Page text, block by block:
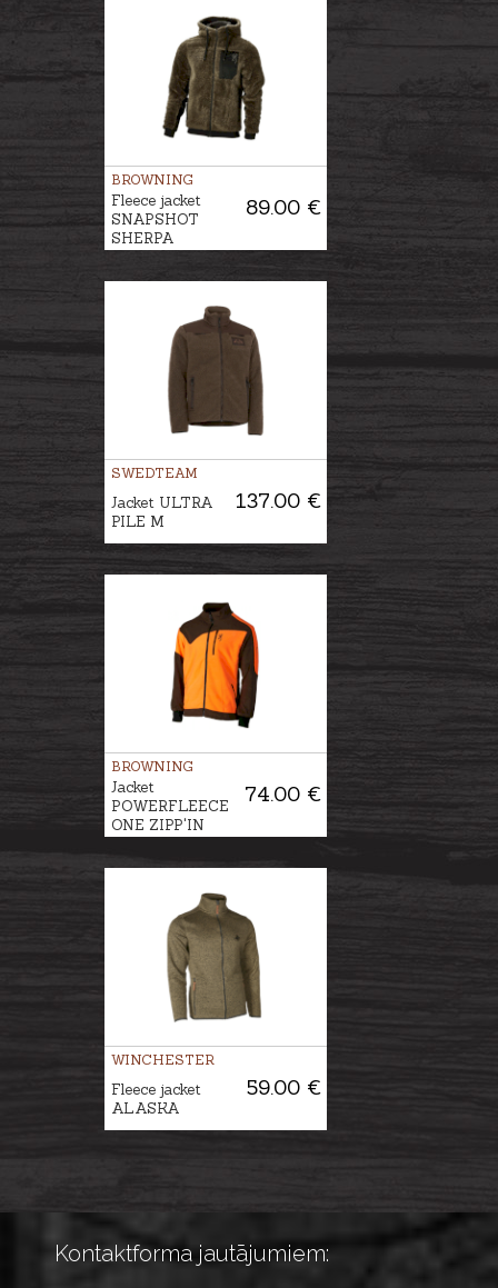
BROWNING
89.00 €
Fleece jacket
SNAPSHOT
SHERPA
SWEDTEAM
137.00 €
Jacket ULTRA
PILE M
BROWNING
74.00 €
Jacket
POWERFLEECE
ONE ZIPP'IN
WINCHESTER
59.00 €
Fleece jacket
ALASKA
Kontaktforma jautājumiem: